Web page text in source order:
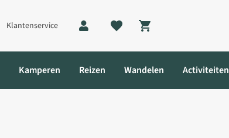
Klantenservice
Shopping cart
Kamperen Reizen Wandelen Activiteiten